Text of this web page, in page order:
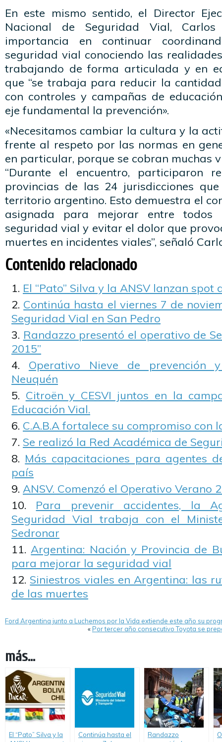
En este mismo sentido, el Director
Nacional de Seguridad Vial,
importancia en continuar
seguridad vial conociendo las
trabajando de forma articulada y en
que “se trabaja para reducir la
con controles y campañas de
eje fundamental la prevención».
«Necesitamos cambiar la cultura y la
frente al respeto por las normas en
en particular, porque se cobran muchas
“Durante el encuentro, participaron
provincias de las 24 jurisdicciones
territorio argentino. Esto demuestra el
asignada para mejorar entre todos
seguridad vial y evitar el dolor que
muertes en incidentes viales”, señaló
Contenido relacionado
El “Pato” Silva y la ANSV lanzan
Continúa hasta el viernes 7 de
Seguridad Vial en San Pedro
Randazzo presentó el operativo de
2015”
Operativo Nieve de prevención
Neuquén
Citroën y CESVI juntos en la
Educación Vial.
C.A.B.A fortalece su compromiso con
Se realizó la Red Académica de
Más capacitaciones para agentes
país
ANSV. Comenzó el Operativo Verano
Para prevenir accidentes, la
Seguridad Vial trabaja con el
Sedronar
Argentina: Nación y Provincia de
para mejorar la seguridad vial
Siniestros viales en Argentina: las
de las muertes
Ford Argentina junto a Luchemos por la Vida extiende este año su
«Por tercer año consecutivo Toyota se
más...
El “Pato” Silva y la
Continúa hasta el
Randazzo